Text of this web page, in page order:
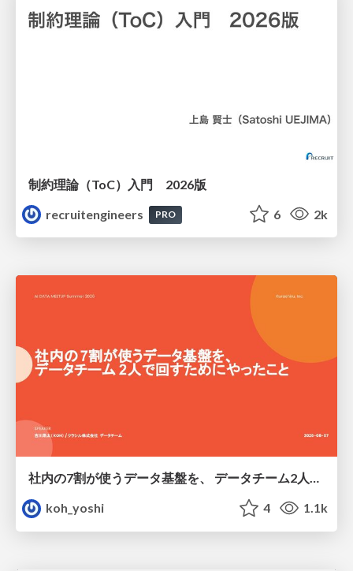
制約理論（ToC）入門 2026版
recruitengineers
PRO 6 2k
社内の7割が使うデータ基盤を、 データチーム2人で回すためにやったこと
koh_yoshi
4 1.1k